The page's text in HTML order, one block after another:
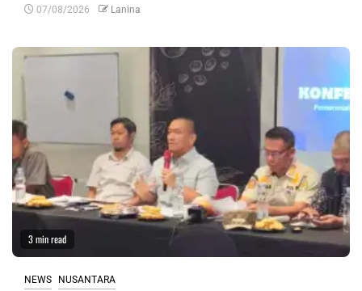
07/08/2026 Lanina
3 min read
NEWS NUSANTARA